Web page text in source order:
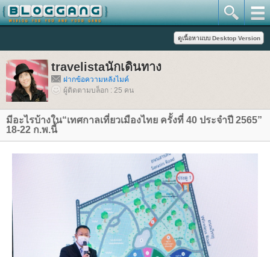
travelistaนักเดินทาง
ฝากข้อความหลังไมค์
ผู้ติดตามบล็อก : 25 คน
มีอะไรบ้างใน“เทศกาลเที่ยวเมืองไทย ครั้งที่ 40 ประจำปี 2565”
18-22 ก.พ.นี้